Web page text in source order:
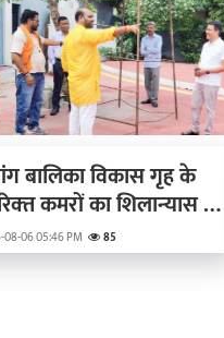
बालिका विकास गृह के
कमरों का शिलान्‍यास 8
को
06 05:46 PM 85